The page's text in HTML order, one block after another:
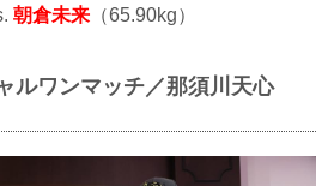
朝倉未来 （65.90kg）
ルワンマッチ／那須川天心